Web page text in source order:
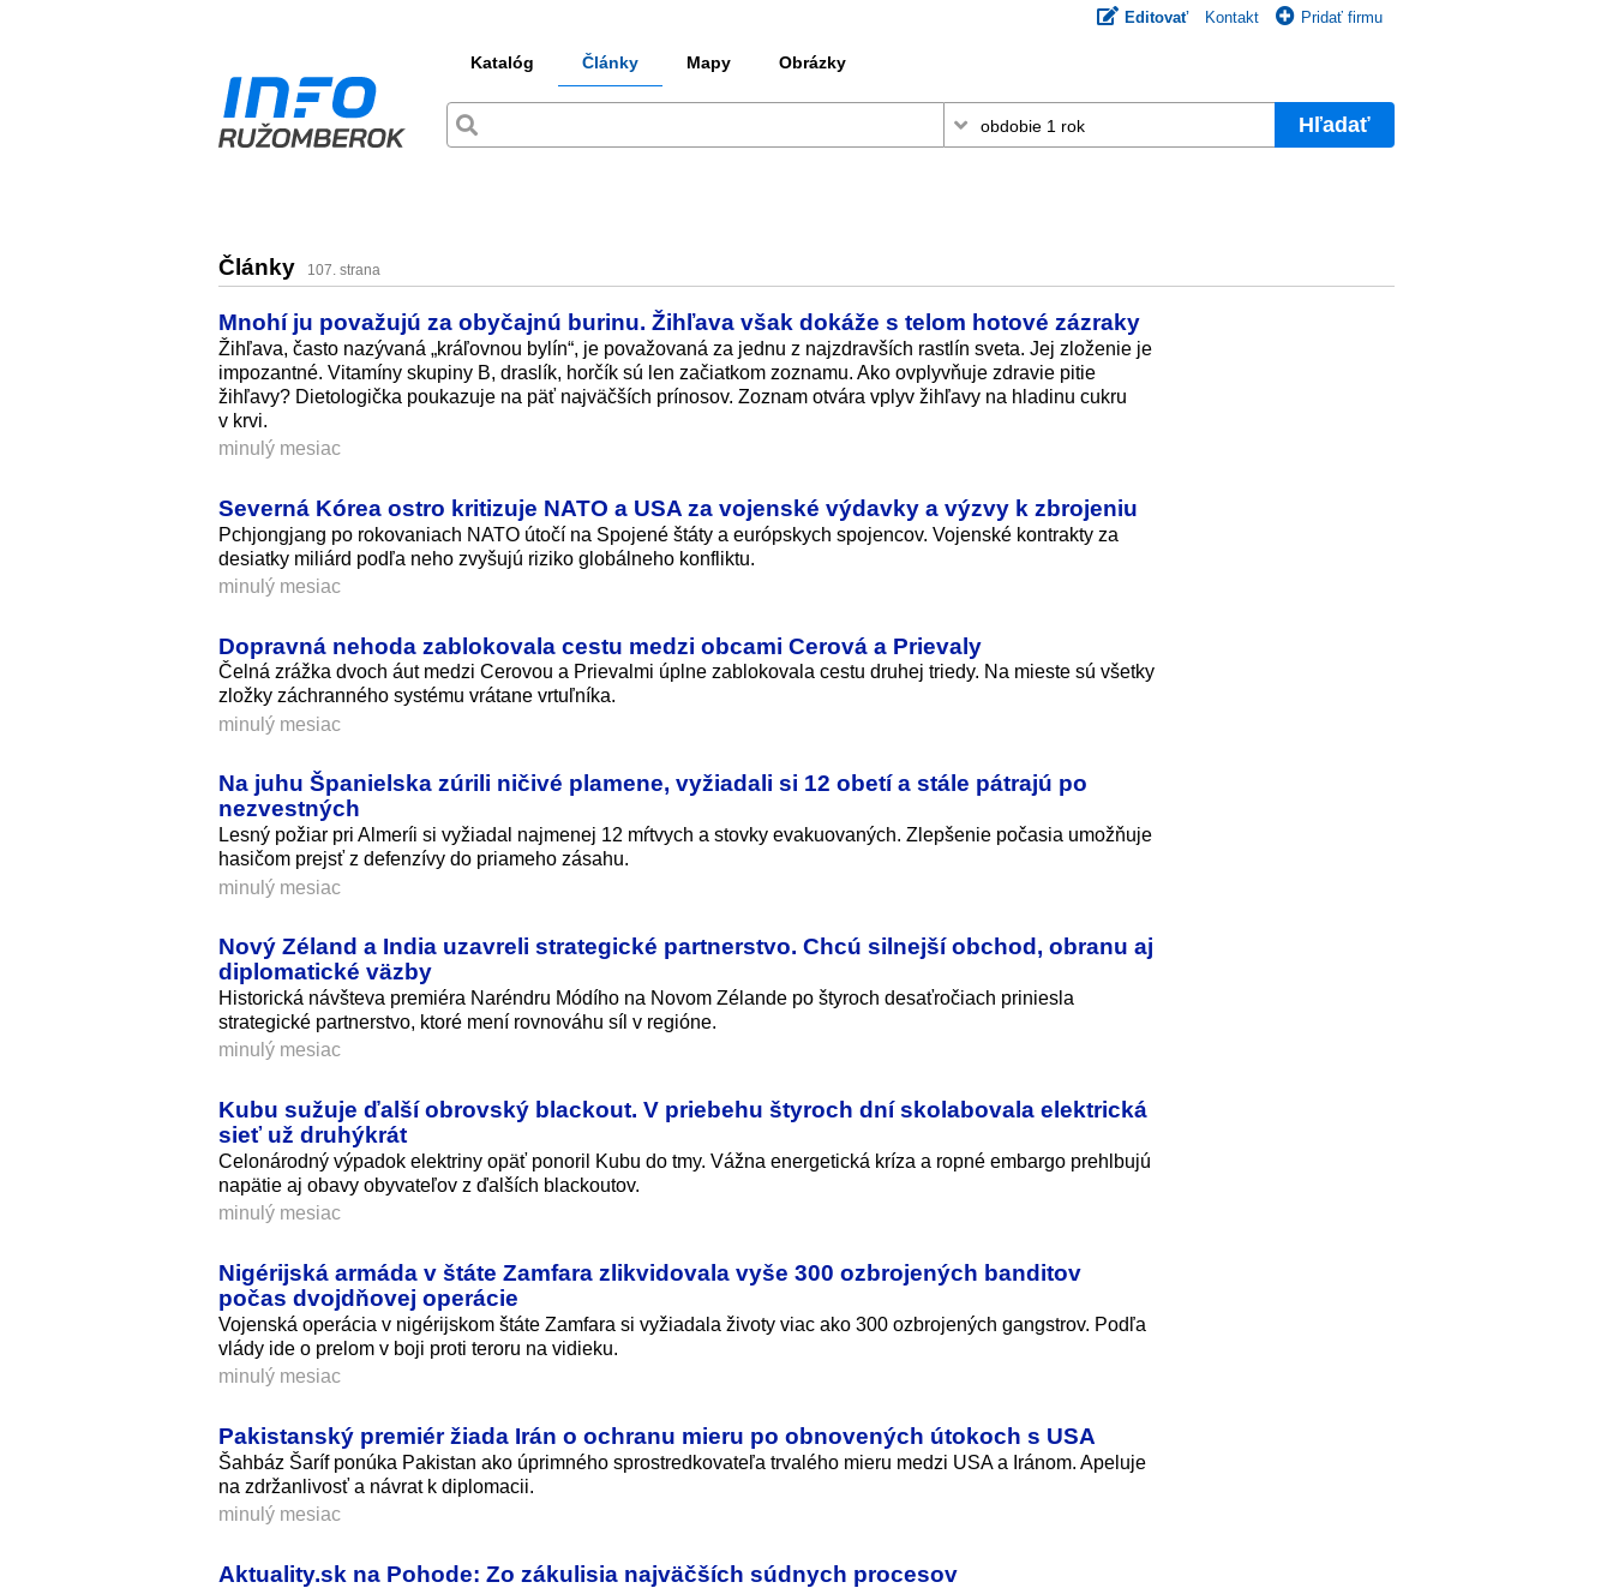
Editovať Kontakt Pridať firmu
Katalóg Články Mapy Obrázky
Hľadať
Články 107. strana
Mnohí ju považujú za obyčajnú burinu. Žihľava však dokáže s telom hotové zázraky
Žihľava, často nazývaná „kráľovnou bylín“, je považovaná za jednu z najzdravších rastlín sveta. Jej zloženie je
impozantné. Vitamíny skupiny B, draslík, horčík sú len začiatkom zoznamu. Ako ovplyvňuje zdravie pitie
žihľavy? Dietologička poukazuje na päť najväčších prínosov. Zoznam otvára vplyv žihľavy na hladinu cukru
v krvi.
minulý mesiac
Severná Kórea ostro kritizuje NATO a USA za vojenské výdavky a výzvy k zbrojeniu
Pchjongjang po rokovaniach NATO útočí na Spojené štáty a európskych spojencov. Vojenské kontrakty za
desiatky miliárd podľa neho zvyšujú riziko globálneho konfliktu.
minulý mesiac
Dopravná nehoda zablokovala cestu medzi obcami Cerová a Prievaly
Čelná zrážka dvoch áut medzi Cerovou a Prievalmi úplne zablokovala cestu druhej triedy. Na mieste sú všetky
zložky záchranného systému vrátane vrtuľníka.
minulý mesiac
Na juhu Španielska zúrili ničivé plamene, vyžiadali si 12 obetí a stále pátrajú po
nezvestných
Lesný požiar pri Almeríi si vyžiadal najmenej 12 mŕtvych a stovky evakuovaných. Zlepšenie počasia umožňuje
hasičom prejsť z defenzívy do priameho zásahu.
minulý mesiac
Nový Zéland a India uzavreli strategické partnerstvo. Chcú silnejší obchod, obranu aj
diplomatické väzby
Historická návšteva premiéra Naréndru Módího na Novom Zélande po štyroch desaťročiach priniesla
strategické partnerstvo, ktoré mení rovnováhu síl v regióne.
minulý mesiac
Kubu sužuje ďalší obrovský blackout. V priebehu štyroch dní skolabovala elektrická
sieť už druhýkrát
Celonárodný výpadok elektriny opäť ponoril Kubu do tmy. Vážna energetická kríza a ropné embargo prehlbujú
napätie aj obavy obyvateľov z ďalších blackoutov.
minulý mesiac
Nigérijská armáda v štáte Zamfara zlikvidovala vyše 300 ozbrojených banditov
počas dvojdňovej operácie
Vojenská operácia v nigérijskom štáte Zamfara si vyžiadala životy viac ako 300 ozbrojených gangstrov. Podľa
vlády ide o prelom v boji proti teroru na vidieku.
minulý mesiac
Pakistanský premiér žiada Irán o ochranu mieru po obnovených útokoch s USA
Šahbáz Šaríf ponúka Pakistan ako úprimného sprostredkovateľa trvalého mieru medzi USA a Iránom. Apeluje
na zdržanlivosť a návrat k diplomacii.
minulý mesiac
Aktuality.sk na Pohode: Zo zákulisia najväčších súdnych procesov